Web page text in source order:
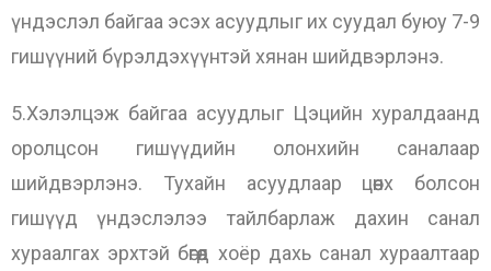
үндэслэл байгаа эсэх асуудлыг их суудал буюу 7-9
гишүүний бүрэлдэхүүнтэй хянан шийдвэрлэнэ.
5.Хэлэлцэж байгаа асуудлыг Цэцийн хуралдаанд
оролцсон гишүүдийн олонхийн саналаар
шийдвэрлэнэ. Тухайн асуудлаар цөөнх болсон
гишүүд үндэслэлээ тайлбарлаж дахин санал
хураалгах эрхтэй бөгөөд хоёр дахь санал хураалтаар